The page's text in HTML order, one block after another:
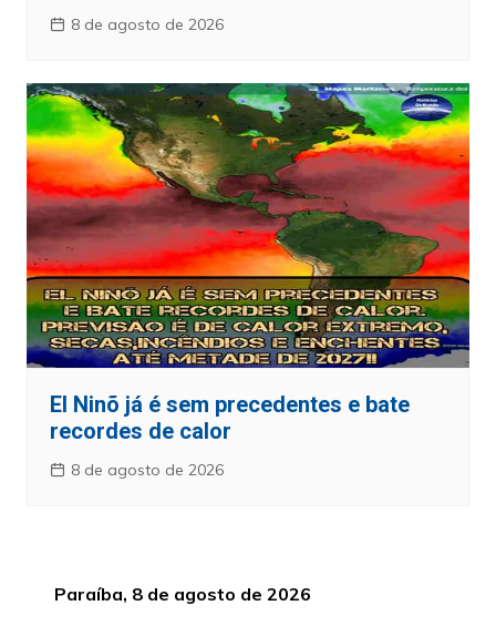
8 de agosto de 2026
El Ninõ já é sem precedentes e bate
recordes de calor
8 de agosto de 2026
Paraíba, 8 de agosto de 2026